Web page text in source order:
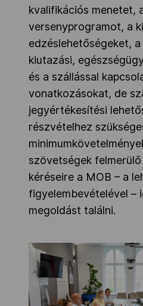
kvalifikációs menetet,
versenyprogramot, a
edzéslehetőségeket,
kiutazási,
és a szállással
vonatkozásokat, de
jegyértékesítési
részvételhez
szövetségek
kéréseire a MOB – a
figyelembevételével –
megoldást találni.